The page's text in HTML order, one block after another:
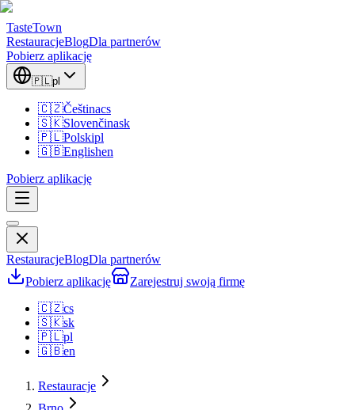
TasteTown
RestauracjeBlogDla partnerów
Pobierz aplikację
🇵🇱pl
🇨🇿Češtinacs
🇸🇰Slovenčinask
🇵🇱Polskipl
🇬🇧Englishen
Pobierz aplikację
RestauracjeBlogDla partnerów
Pobierz aplikację
Zarejestruj swoją firmę
🇨🇿cs
🇸🇰sk
🇵🇱pl
🇬🇧en
Restauracje